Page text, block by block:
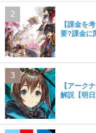
【課金を
要?課金に
【アーク
解説【明日